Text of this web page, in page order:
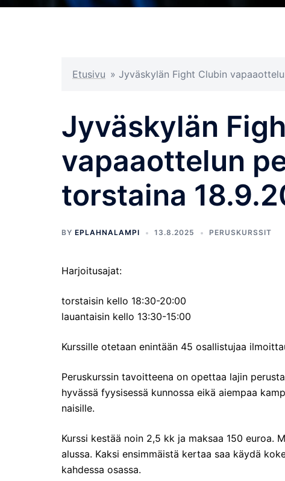
Etusivu » Jyväskylän Fight Clubin
Jyväskylän
vapaaottelun
torstaina
BY EPLAHNALAMPI 13.8.2025 PERUSKURSSIT
Harjoitusajat:
torstaisin kello 18:30-20:00
lauantaisin kello 13:30-15:00
Kurssille otetaan enintään 45 osallistujaa
Peruskurssin tavoitteena on opettaa lajin
hyvässä fyysisessä kunnossa eikä aiempaa
naisille.
Kurssi kestää noin 2,5 kk ja maksaa 150 euroa.
alussa. Kaksi ensimmäistä kertaa saa käydä
kahdessa osassa.